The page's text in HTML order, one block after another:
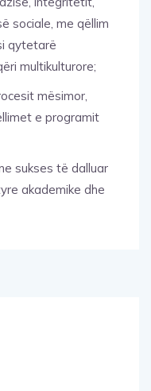
sociale, me qëllim
qytetarë
multikulturore;
mësimor,
e programit
sukses të dalluar
akademike dhe